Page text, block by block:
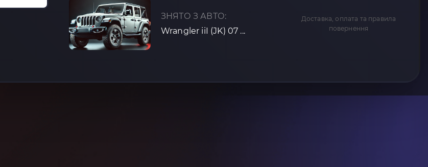
ЗНЯТО З АВТО:
Wrangler iiI (JK) 07 ...
Доставка, оплата та правила
повернення